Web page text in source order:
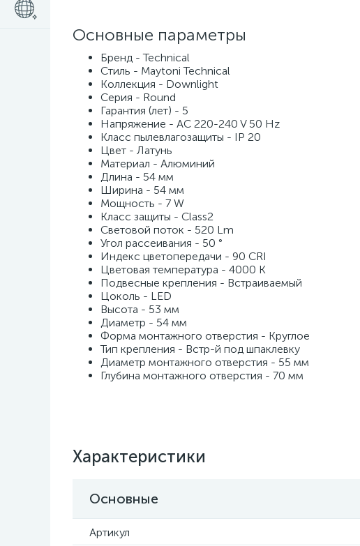
Основные параметры
Бренд - Technical
Стиль - Maytoni Technical
Коллекция - Downlight
Серия - Round
Гарантия (лет) - 5
Напряжение - AC 220-240 V 50 Hz
Класс пылевлагозащиты - IP 20
Цвет - Латунь
Материал - Алюминий
Длина - 54 мм
Ширина - 54 мм
Мощность - 7 W
Класс защиты - Class2
Световой поток - 520 Lm
Угол рассеивания - 50 °
Индекс цветопередачи - 90 CRI
Цветовая температура - 4000 K
Подвесные крепления - Встраиваемый
Цоколь - LED
Высота - 53 мм
Диаметр - 54 мм
Форма монтажного отверстия - Круглое
Тип крепления - Встр-й под шпаклевку
Диаметр монтажного отверстия - 55 мм
Глубина монтажного отверстия - 70 мм
Характеристики
Основные
Артикул